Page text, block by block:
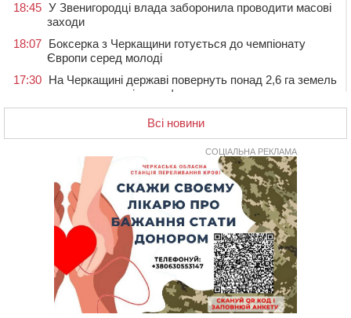
18:45 У Звенигородці влада заборонила проводити масові
заходи
18:07
Боксерка з Черкащини готується до чемпіонату
Європи серед молоді
17:30
На Черкащині державі повернуть понад 2,6 га земель
природно-заповідного фонду
На Лисянщині проведуть в останню путь
У Дахнівському лісництві екоінспектори натрапили на
незаконне будівництво
У лікарні померла жінка, яку на пішохідному переході
в Черкаському районі збила автівка
Від Чернівців до Бакоти: пів сотні працівників
“Черкасиобленерго” побували у мандрівці
У Монастирищі зустріли військового, який потрапив у
полон під час бою на Київщині
Постраждав водій і неповнолітня пасажирка: у
Всі новини
СОЦІАЛЬНА РЕКЛАМА